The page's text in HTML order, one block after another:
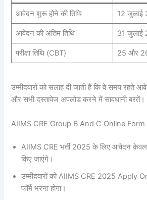
आवेदन शुरू होने की तिथि 12 जुलाई
आवेदन की अंतिम तिथि 31 जुलाई
परीक्षा तिथि (CBT) 25 और
उम्मीदवारों को सलाह दी जाती है कि वे समय रहते
और सभी दस्तावेज अपलोड करने में सावधानी बरतें।
AIIMS CRE Group B And C Online
AIIMS CRE भर्ती 2025 के लिए आवेदन
किए जाएंगे।
उम्मीदवारों को AIIMS CRE 2025 Apply
फॉर्म भरना होगा।